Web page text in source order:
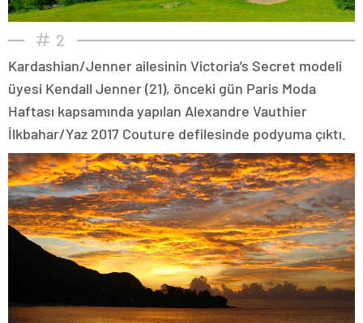
2
Kardashian/Jenner ailesinin Victoria’s Secret modeli
üyesi Kendall Jenner (21), önceki gün Paris Moda
Haftası kapsamında yapılan Alexandre Vauthier
İlkbahar/Yaz 2017 Couture defilesinde podyuma çıktı.